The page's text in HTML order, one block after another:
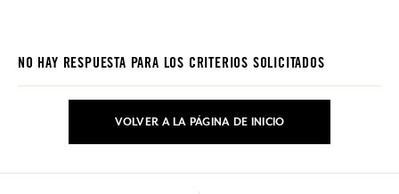
NO HAY RESPUESTA PARA LOS CRITERIOS SOLICITADOS
VOLVER A LA PÁGINA DE INICIO